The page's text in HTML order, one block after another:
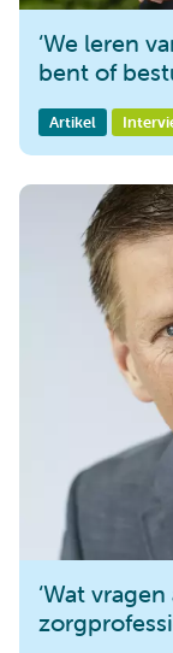
‘We leren
bent of
Artikel
‘Wat